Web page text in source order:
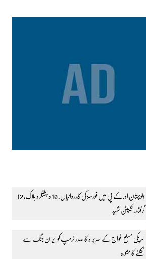
بلوچستان اور کے پی میں فورسز کی کارروائیاں، 10 دہشتگرد ہلاک، 12
گرفتار، کیپٹن شہید
امریکی مسلح افواج کے سربراہ کا صدر ٹرمپ کو ایران جنگ سے
نکلنے کا مشورہ